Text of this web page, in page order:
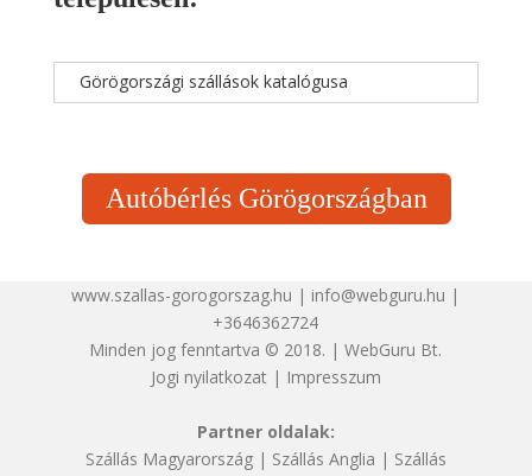
Görögországi szállások katalógusa
Autóbérlés Görögországban
www.szallas-gorogorszag.hu | info@webguru.hu |
+3646362724
Minden jog fenntartva © 2018. | WebGuru Bt.
Jogi nyilatkozat| Impresszum
Partner oldalak:
Szállás Magyarország| Szállás Anglia | Szállás